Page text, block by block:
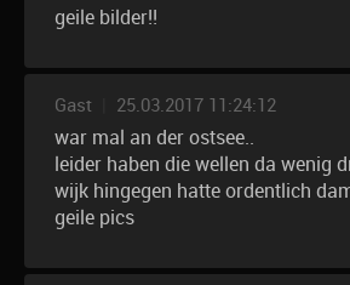
geile bilder!!
Gast 25.03.2017 11:24:12
war mal an der ostsee..
leider haben die wellen da wenig
wijk hingegen hatte ordentlich
geile pics